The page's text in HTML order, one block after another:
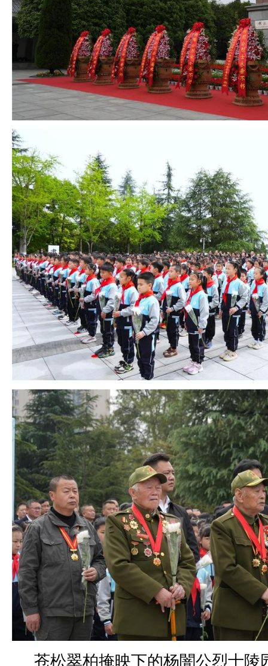
苍松翠柏掩映下的杨闇公烈士陵